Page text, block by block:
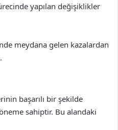
yapılan değişiklikler
meydana gelen kazalardan
başarılı bir şekilde
sahiptir. Bu alandaki